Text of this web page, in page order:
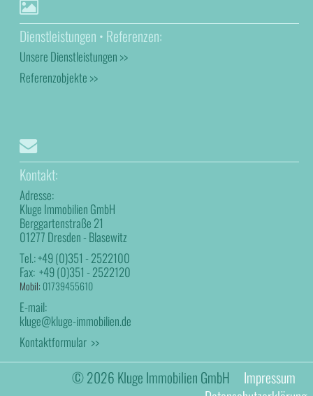
Dienstleistungen • Referenzen:
Unsere Dienstleistungen >>
Referenzobjekte >>
Kontakt:
Adresse:
Kluge Immobilien GmbH
Berggartenstraße 21
01277 Dresden - Blasewitz
Tel.:+49 (0)351 - 2522100
Fax:+49 (0)351 - 2522120
Mobil: 01739455610
E-mail:
kluge@kluge-immobilien.de
Kontaktformular >>
© 2026 Kluge Immobilien GmbH Impressum